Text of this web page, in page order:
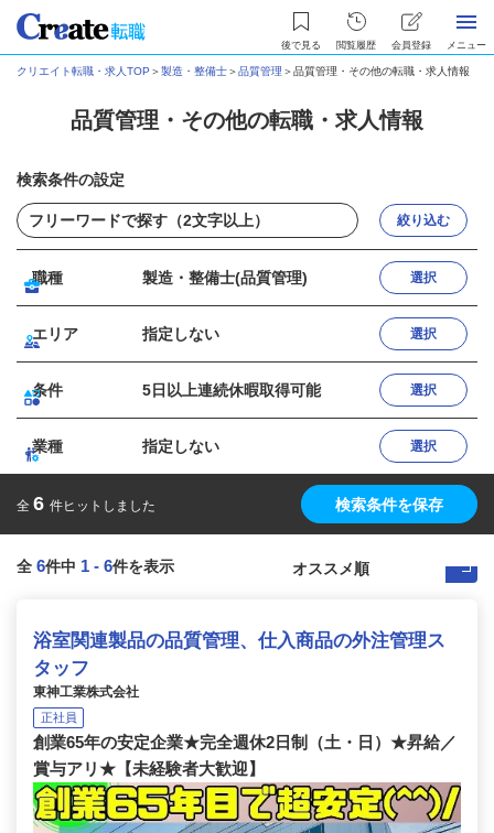
後で見る 閲覧履歴 会員登録 メニュー
クリエイト転職・求人TOP ＞製造・整備士＞品質管理 ＞品質管理・その他の転職・求人情報
品質管理・その他の転職・求人情報
検索条件の設定
絞り込む
職種 製造・整備士(品質管理) 選択
エリア 指定しない 選択
条件 5日以上連続休暇取得可能 選択
業種 指定しない 選択
全 6 件ヒットしました 検索条件を保存
全 6件中 1 - 6件を表示
浴室関連製品の品質管理、仕入商品の外注管理ス
タッフ
東神工業株式会社
正社員
創業65年の安定企業★完全週休2日制（土・日）★昇給／
賞与アリ★【未経験者大歓迎】